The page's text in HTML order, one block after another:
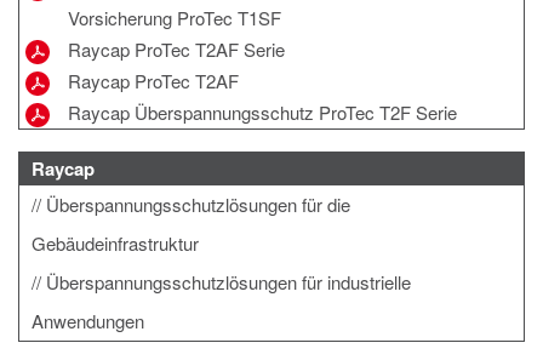
Vorsicherung ProTec T1SF
Raycap ProTec T2AF Serie
Raycap ProTec T2AF
Raycap Überspannungsschutz ProTec T2F Serie
Raycap
Überspannungsschutzlösungen für die
Gebäudeinfrastruktur
Überspannungsschutzlösungen für industrielle
Anwendungen